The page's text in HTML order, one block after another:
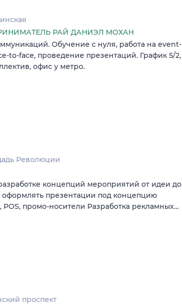
РАЙ ДАНИЭЛ МОХАН
Обучение с нуля, работа на event-
to-face, проведение презентаций. График 5/2,
офис у метро.
Революции
концепций мероприятий от идеи до
оформлять презентации под концепцию
промо-носители Разработка рекламных…
проспект